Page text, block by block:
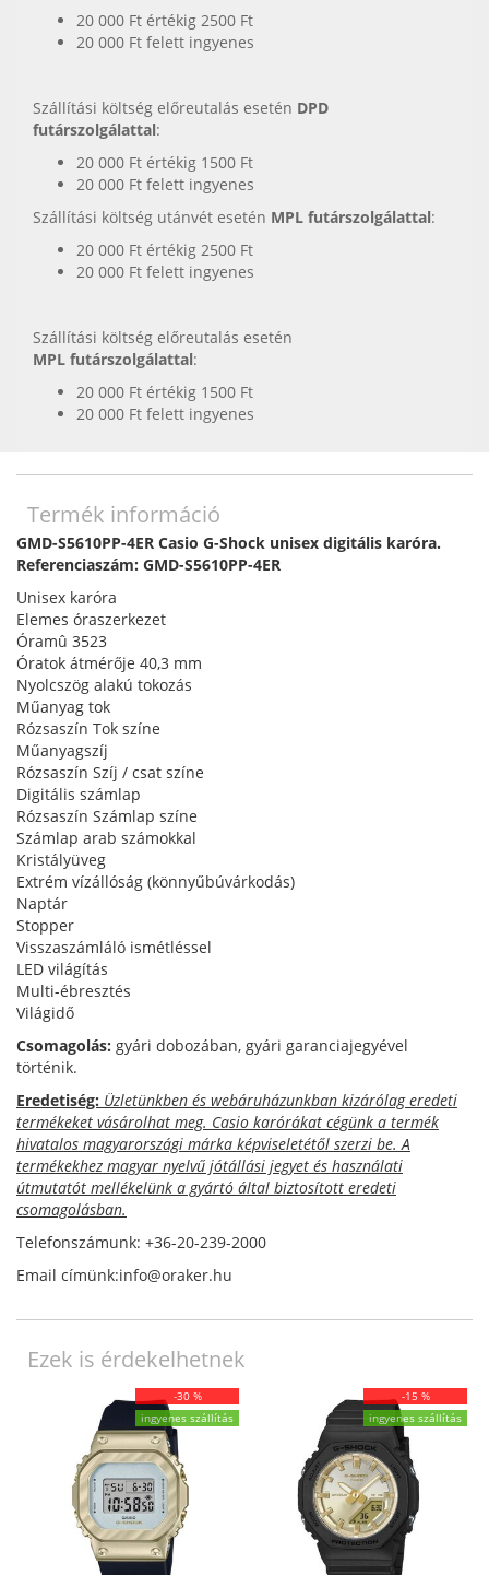
20 000 Ft értékig 2500 Ft
20 000 Ft felett ingyenes
Szállítási költség előreutalás esetén DPD
futárszolgálattal:
20 000 Ft értékig 1500 Ft
20 000 Ft felett ingyenes
Szállítási költség utánvét esetén MPL futárszolgálattal:
20 000 Ft értékig 2500 Ft
20 000 Ft felett ingyenes
Szállítási költség előreutalás esetén
MPL futárszolgálattal:
20 000 Ft értékig 1500 Ft
20 000 Ft felett ingyenes
Termék információ
GMD-S5610PP-4ER Casio G-Shock unisex digitális karóra.
Referenciaszám: GMD-S5610PP-4ER
Unisex karóra
Elemes óraszerkezet
Óramû 3523
Óratok átmérője 40,3 mm
Nyolcszög alakú tokozás
Műanyag tok
Rózsaszín Tok színe
Műanyagszíj
Rózsaszín Szíj / csat színe
Digitális számlap
Rózsaszín Számlap színe
Számlap arab számokkal
Kristályüveg
Extrém vízállóság (könnyűbúvárkodás)
Naptár
Stopper
Visszaszámláló ismétléssel
LED világítás
Multi-ébresztés
Világidő
Csomagolás: gyári dobozában, gyári garanciajegyével
történik.
Eredetiség: Üzletünkben és webáruházunkban kizárólag eredeti
termékeket vásárolhat meg. Casio karórákat cégünk a termék
hivatalos magyarországi márka képviseletétől szerzi be. A
termékekhez magyar nyelvű jótállási jegyet és használati
útmutatót mellékelünk a gyártó által biztosított eredeti
csomagolásban.
Telefonszámunk: +36-20-239-2000
Email címünk:info@oraker.hu
Ezek is érdekelhetnek
-30 %
ingyenes szállítás
-15 %
ingyenes szállítás